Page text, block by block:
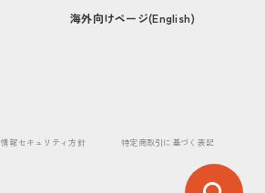
海外向けページ(English)
情報セキュリティ方針 特定商取引に基づく表記